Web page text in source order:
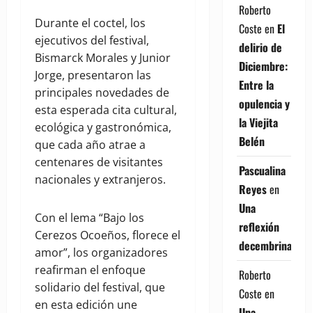
Durante el coctel, los
ejecutivos del festival,
Bismarck Morales y Junior
Jorge, presentaron las
principales novedades de
esta esperada cita cultural,
ecológica y gastronómica,
que cada año atrae a
centenares de visitantes
nacionales y extranjeros.
Con el lema “Bajo los
Cerezos Ocoeños, florece el
amor”, los organizadores
reafirman el enfoque
solidario del festival, que
en esta edición une
Roberto
Coste en El
delirio de
Diciembre:
Entre la
opulencia y
la Viejita
Belén
Pascualina
Reyesen
Una
reflexión
decembrina
Roberto
Coste en